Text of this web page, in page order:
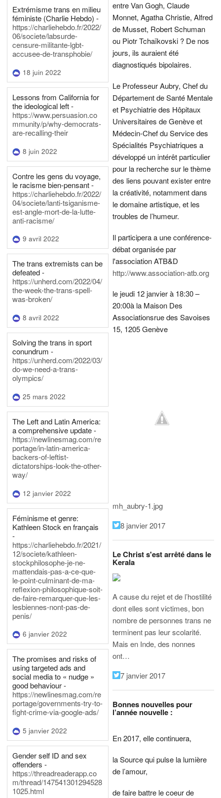
Extrémisme trans en milieu
féministe (Charlie Hebdo) -
https://charliehebdo.fr/2022/
06/societe/labsurde-
censure-militante-lgbt-
accusee-de-transphobie/
18 juin 2022
Lessons from California for
the ideological left -
https://www.persuasion.co
mmunity/p/why-democrats-
are-recalling-their
8 juin 2022
Contre les gens du voyage,
le racisme bien-pensant -
https://charliehebdo.fr/2022/
04/societe/lanti-tsiganisme-
est-angle-mort-de-la-lutte-
anti-racisme/
9 avril 2022
The trans extremists can be
defeated -
https://unherd.com/2022/04/
the-week-the-trans-spell-
was-broken/
8 avril 2022
Solving the trans in sport
conundrum -
https://unherd.com/2022/03/
do-we-need-a-trans-
olympics/
25 mars 2022
The Left and Latin America:
a comprehensive update -
https://newlinesmag.com/re
portage/in-latin-america-
backers-of-leftist-
dictatorships-look-the-other-
way/
12 janvier 2022
Féminisme et genre:
Kathleen Stock en français
-
https://charliehebdo.fr/2021/
12/societe/kathleen-
stockphilosophe-je-ne-
mattendais-pas-a-ce-que-
le-point-culminant-de-ma-
reflexion-philosophique-soit-
de-faire-remarquer-que-les-
lesbiennes-nont-pas-de-
penis/
6 janvier 2022
The promises and risks of
using targeted ads and
social media to « nudge »
good behaviour -
https://newlinesmag.com/re
portage/governments-try-to-
fight-crime-via-google-ads/
5 janvier 2022
Gender self ID and sex
offenders -
https://threadreaderapp.co
m/thread/147541301294528
1025.html
entre Van Gogh, Claude
Monnet, Agatha Christie, Alfred
de Musset, Robert Schuman
ou Piotr Tchaïkovski ? De nos
jours, ils auraient été
diagnostiqués bipolaires.
Le Professeur Aubry, Chef du
Département de Santé Mentale
et Psychiatrie des Hôpitaux
Universitaires de Genève et
Médecin-Chef du Service des
Spécialités Psychiatriques a
développé un intérêt particulier
pour la recherche sur le thème
des liens pouvant exister entre
la créativité, notamment dans
le domaine artistique, et les
troubles de l’humeur.
Il participera a une conférence-
débat organisée par
l'association ATB&D
http://www.association-atb.org
le jeudi 12 janvier à 18:30 –
20:00à la Maison Des
Associationsrue des Savoises
15, 1205 Genève
mh_aubry-1.jpg
8 janvier 2017
Le Christ s'est arrêté dans le
Kerala
A cause du rejet et de l’hostilité
dont elles sont victimes, bon
nombre de personnes trans ne
terminent pas leur scolarité.
Mais en Inde, des nonnes
ont…
7 janvier 2017
Bonnes nouvelles pour
l’année nouvelle :
En 2017, elle continuera,
la Source qui pulse la lumière
de l’amour,
de faire battre le coeur de